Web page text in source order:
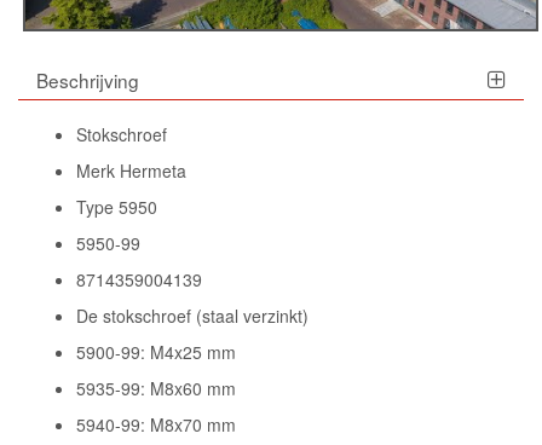
Beschrijving
Stokschroef
Merk Hermeta
Type 5950
5950-99
8714359004139
De stokschroef (staal verzinkt)
5900-99: M4x25 mm
5935-99: M8x60 mm
5940-99: M8x70 mm